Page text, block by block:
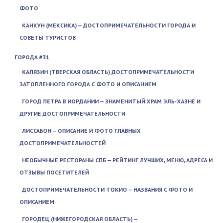
ФОТО
КАНКУН (МЕКСИКА) — ДОСТОПРИМЕЧАТЕЛЬНОСТИ ГОРОДА И
СОВЕТЫ ТУРИСТОВ
ГОРОДА #31
КАЛЯЗИН (ТВЕРСКАЯ ОБЛАСТЬ) ДОСТОПРИМЕЧАТЕЛЬНОСТИ
ЗАТОПЛЕННОГО ГОРОДА С ФОТО И ОПИСАНИЕМ
ГОРОД ПЕТРА В ИОРДАНИИ — ЗНАМЕНИТЫЙ ХРАМ ЭЛЬ-ХАЗНЕ И
ДРУГИЕ ДОСТОПРИМЕЧАТЕЛЬНОСТИ
ЛИССАБОН — ОПИСАНИЕ И ФОТО ГЛАВНЫХ
ДОСТОПРИМЕЧАТЕЛЬНОСТЕЙ
НЕОБЫЧНЫЕ РЕСТОРАНЫ СПБ — РЕЙТИНГ ЛУЧШИХ, МЕНЮ, АДРЕСА И
ОТЗЫВЫ ПОСЕТИТЕЛЕЙ
ДОСТОПРИМЕЧАТЕЛЬНОСТИ ТОКИО — НАЗВАНИЯ С ФОТО И
ОПИСАНИЕМ
ГОРОДЕЦ (НИЖЕГОРОДСКАЯ ОБЛАСТЬ) —